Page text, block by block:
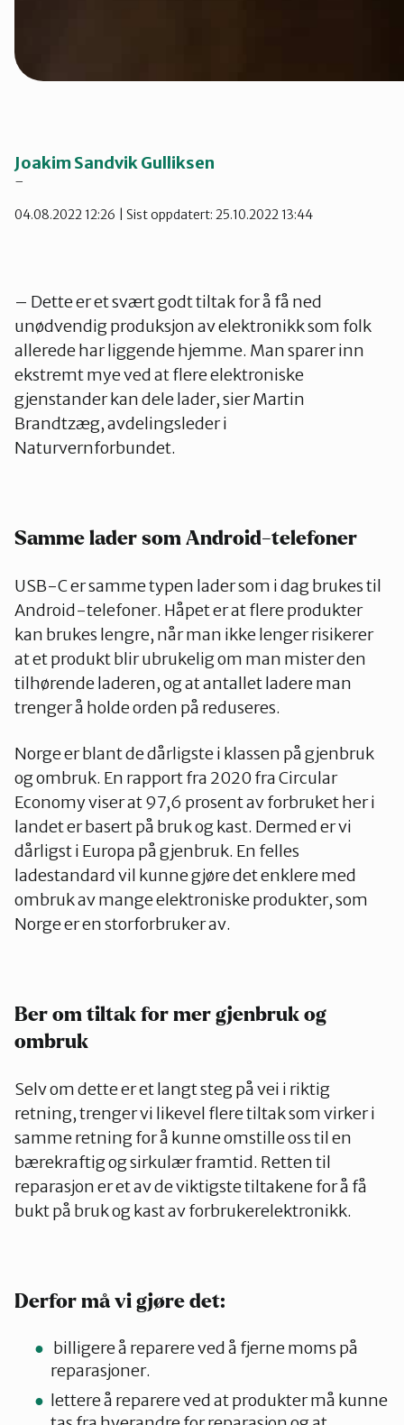
Joakim Sandvik Gulliksen
–
04.08.2022 12:26 | Sist oppdatert: 25.10.2022 13:44
– Dette er et svært godt tiltak for å få ned
unødvendig produksjon av elektronikk som folk
allerede har liggende hjemme. Man sparer inn
ekstremt mye ved at flere elektroniske
gjenstander kan dele lader, sier Martin
Brandtzæg, avdelingsleder i
Naturvernforbundet.
Samme lader som Android-telefoner
USB-C er samme typen lader som i dag brukes til
Android-telefoner. Håpet er at flere produkter
kan brukes lengre, når man ikke lenger risikerer
at et produkt blir ubrukelig om man mister den
tilhørende laderen, og at antallet ladere man
trenger å holde orden på reduseres.
Norge er blant de dårligste i klassen på gjenbruk
og ombruk. En rapport fra 2020 fra Circular
Economy viser at 97,6 prosent av forbruket her i
landet er basert på bruk og kast. Dermed er vi
dårligst i Europa på gjenbruk. En felles
ladestandard vil kunne gjøre det enklere med
ombruk av mange elektroniske produkter, som
Norge er en storforbruker av.
Ber om tiltak for mer gjenbruk og
ombruk
Selv om dette er et langt steg på vei i riktig
retning, trenger vi likevel flere tiltak som virker i
samme retning for å kunne omstille oss til en
bærekraftig og sirkulær framtid. Retten til
reparasjon er et av de viktigste tiltakene for å få
bukt på bruk og kast av forbrukerelektronikk.
Derfor må vi gjøre det:
billigere å reparere ved å fjerne moms på
reparasjoner.
lettere å reparere ved at produkter må kunne